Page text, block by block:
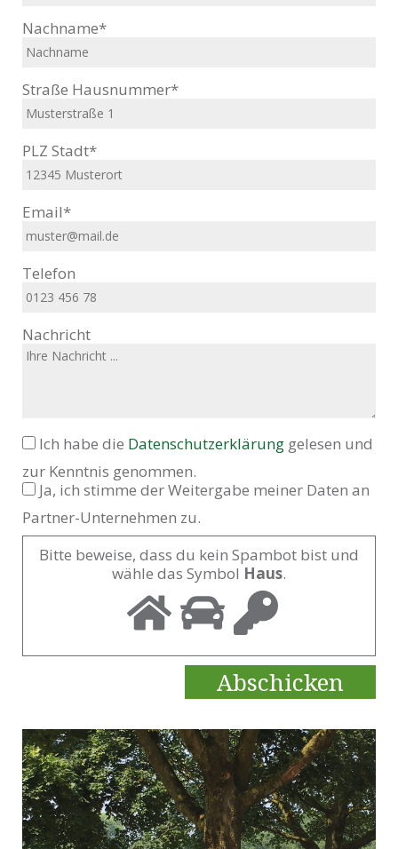
Nachname*
Straße Hausnummer*
PLZ Stadt*
Email*
Telefon
Nachricht
Ich habe die Datenschutzerklärung gelesen und
zur Kenntnis genommen.
Ja, ich stimme der Weitergabe meiner Daten an
Partner-Unternehmen zu.
Bitte beweise, dass du kein Spambot bist und
wähle das Symbol Haus.